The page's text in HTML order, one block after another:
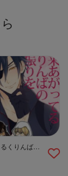
くりんばの
てぺろぺろ